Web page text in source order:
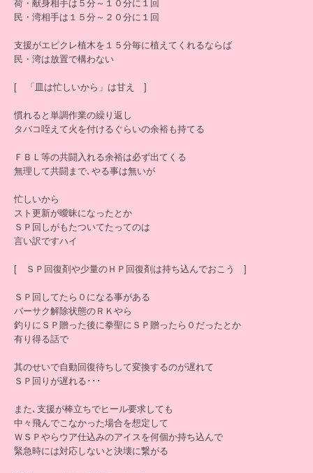
荷・献身相手は５分～１０分に１回
民・湾相手は１５分～２０分に１回
支援がエピクレ植木を１５分毎に植えてくれるならば
民・湾は放置で構わない
[ 「皿は忙しいから」は甘え ]
慣れると単調作業の繰り返し
タバコ咥えて火を付けるぐらいの余裕も持てる
ＦＢＬ等の共闘入れる余裕は必ず出てくる
無理して共闘まで､やる事は無いが
忙しいから
スト更新が曖昧になったとか
ＳＰ回しがもたついてたってのは
言い訳ですハイ
[ ＳＰ回復剤や少量のＨＰ回復剤は持ち込んでおこう ]
ＳＰ回してたら０になる事がある
バーサク解除状態のＲＫやら
釣りにＳＰ贈った後に拳聖にＳＰ贈ったら０だったとか
有り得る話で
其のせいで自動回復待ちして変換するのが遅れて
ＳＰ回りが遅れる･･･
また､支援が棒立ちでヒール要求しても
中々飛んでこなかった場合を想定して
ＷＳＰやらウア仕込みのアイスを何個か持ち込んで
緊急時には対応しないと決壊に繋がる